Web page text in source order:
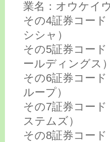
業名：オウケイ
その4証券コー
シシャ）
その5証券コー
ールディングス）
その6証券コー
ループ）
その7証券コー
ステムズ）
その8証券コー